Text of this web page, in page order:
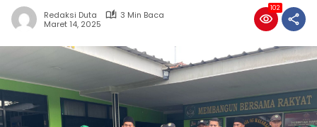
Redaksi Duta
3 Min Baca
Maret 14, 2025
102